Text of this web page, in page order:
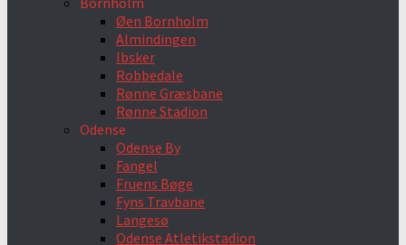
Øen Bornholm
Almindingen
Ibsker
Robbedale
Rønne Græsbane
Rønne Stadion
Odense
Odense By
Fangel
Fruens Bøge
Fyns Travbane
Langesø
Odense Atletikstadion